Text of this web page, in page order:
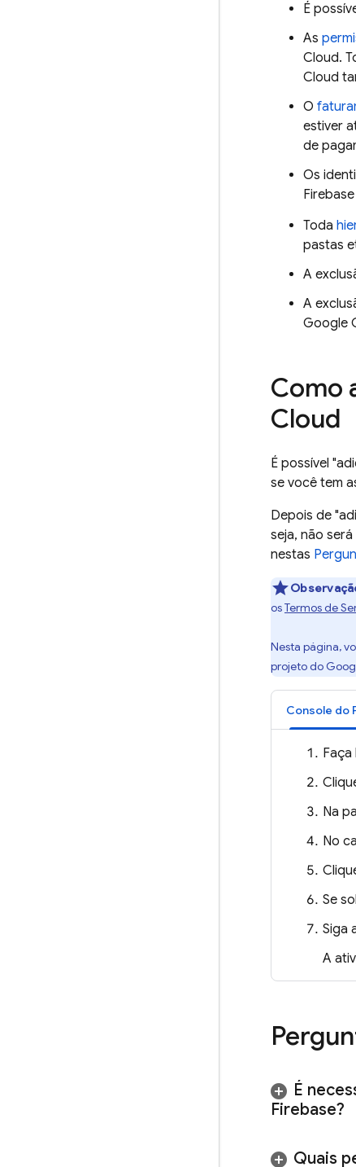
É
As
Cloud.
Cloud
O
estiver
de
Os
Toda
pastas
A
A
Google
Como
Cloud
É possível
se você tem
Depois de
seja, não
nestas
osTermos de
Nesta página,
projeto do
Console do
Faça
Na
No
Se
Siga
A
É
Firebase?
Quais